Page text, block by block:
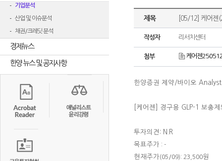
기업분석
산업 및 이슈분석
채권/크레딧 분석
경제뉴스
한양 뉴스 및 공지사항
제목 [05/12] 케어젠
작성자 리서치센터
첨부 케어젠
한양증권 제약/바이오
[케어젠] 경구용 GLP-1 보충
투자의견: N.R
목표주가 : -
현재주가(05/09): 23,500원